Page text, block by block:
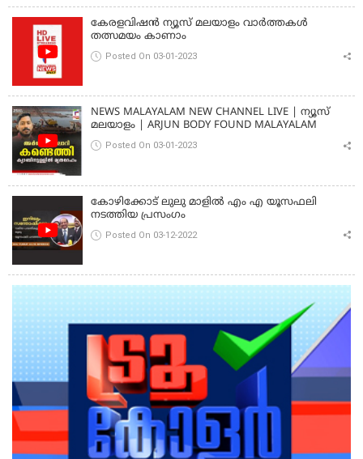
കേരളവിഷൻ ന്യൂസ് മലയാളം വാർത്തകൾ
തത്സമയം കാണാം
Posted On 03-01-2023
NEWS MALAYALAM NEW CHANNEL LIVE | ന്യൂസ്
മലയാളം | ARJUN BODY FOUND MALAYALAM
Posted On 03-01-2023
കോഴിക്കോട് ലുലു മാളിൽ എം എ യൂസഫലി
നടത്തിയ പ്രസംഗം
Posted On 03-12-2022